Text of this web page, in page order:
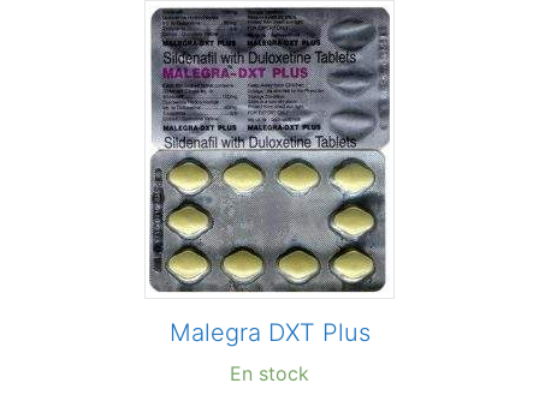
Malegra DXT Plus
En stock